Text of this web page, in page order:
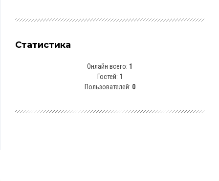
Статистика
Онлайн всего: 1
Гостей: 1
Пользователей: 0